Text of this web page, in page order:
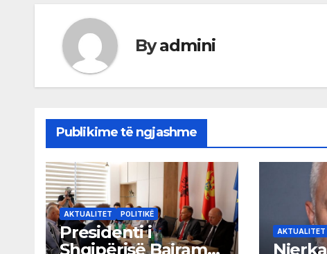
Byadmini
Publikime të ngjashme
AKTUALITET POLITIKË
Presidenti i
Shqipërisë Bajram
AKTUALITET